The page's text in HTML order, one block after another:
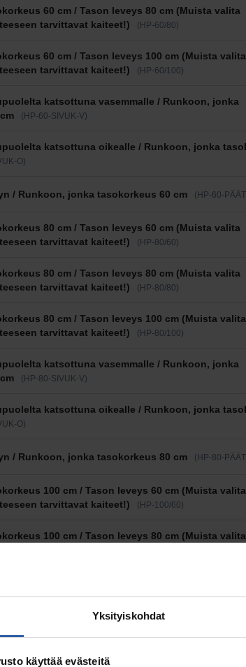
Yksityiskohdat
käyttää evästeitä
60 cm / Tason leveys 80 cm (Muista valita
tarvittavat kaiteet!)
(HP-60/80)
60 cm / Tason leveys 100 cm (Muista valita
tarvittavat kaiteet!)
(HP-60/100)
katsottuna vasemmalle / Runkoon, jonka
(HP-60-SIVUK-V)
katsottuna oikealle / Runkoon, jonka
O)
/ Runkoon, jonka tasokorkeus 60 cm (HP-60-
80 cm / Tason leveys 60 cm (Muista valita
tarvittavat kaiteet!)
(HP-80/60)
80 cm / Tason leveys 80 cm (Muista valita
tarvittavat kaiteet!)
(HP-80/80)
80 cm / Tason leveys 100 cm (Muista valita
tarvittavat kaiteet!)
(HP-80/100)
katsottuna vasemmalle / Runkoon, jonka
(HP-80-SIVUK-V)
katsottuna oikealle / Runkoon, jonka
O)
/ Runkoon, jonka tasokorkeus 80 cm (HP-80-
100 cm / Tason leveys 60 cm (Muista valita
tarvittavat kaiteet!)
(HP-100/60)
100 cm / Tason leveys 80 cm (Muista valita
tarvittavat kaiteet!)
(HP-100/100)
cm